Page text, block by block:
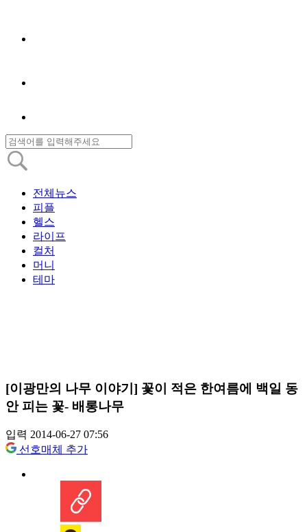
전체뉴스
피플
헬스
라이프
컬처
머니
테마
[이광만의 나무 이야기] 꽃이 적은 한여름에 백일 동
안 피는 꽃- 배롱나무
입력 2014-06-27 07:56
선호매체 추가